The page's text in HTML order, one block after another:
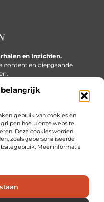
belangrijk
gebruik van cookies en
hoe u onze website
Deze cookies worden
zoals gepersonaliseerde
Meer informatie
en Inzichten.
content en diepgaande
(EU)